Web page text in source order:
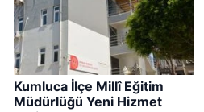
Kumluca İlçe Millî Eğitim
Müdürlüğü Yeni Hizmet